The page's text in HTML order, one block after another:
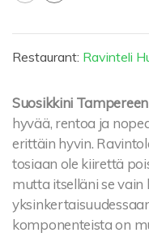
Restaurant: Ravinteli
Suosikkini
hyvää, rentoa ja
erittäin hyvin.
tosiaan ole kiirettä
mutta itselläni se vain
komponenteista on